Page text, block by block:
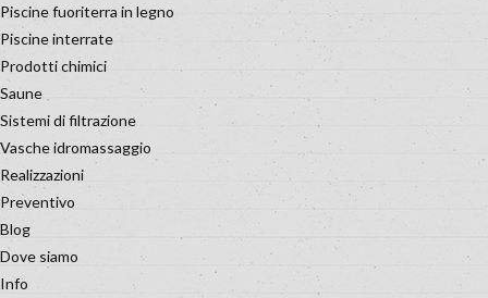
Piscine fuoriterra in legno
Piscine interrate
Prodotti chimici
Saune
Sistemi di filtrazione
Vasche idromassaggio
Realizzazioni
Preventivo
Blog
Dove siamo
Info